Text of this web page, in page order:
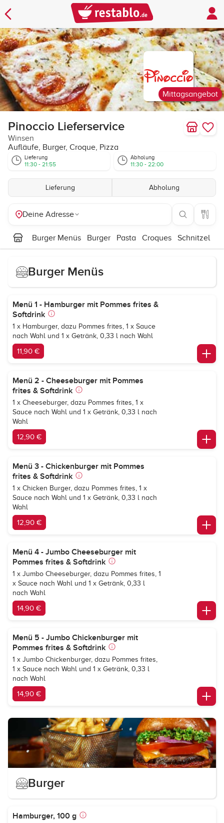
Mittagsangebot
Pinoccio Lieferservice
Winsen
Aufläufe, Burger, Croque, Pizza
Lieferung
11:30 - 21:55
Abholung
11:30 - 22:00
Lieferung Abholung
Deine Adresse
Burger Menüs Burger Pasta Croques Schnitzel
Burger Menüs
Menü 1 - Hamburger mit Pommes frites &
Softdrink
1 x Hamburger, dazu Pommes frites, 1 x Sauce
nach Wahl und 1 x Getränk, 0,33 l nach Wahl
11,90 €
Menü 2 - Cheeseburger mit Pommes
frites & Softdrink
1 x Cheeseburger, dazu Pommes frites, 1 x
Sauce nach Wahl und 1 x Getränk, 0,33 l nach
Wahl
12,90 €
Menü 3 - Chickenburger mit Pommes
frites & Softdrink
1 x Chicken Burger, dazu Pommes frites, 1 x
Sauce nach Wahl und 1 x Getränk, 0,33 l nach
Wahl
12,90 €
Menü 4 - Jumbo Cheeseburger mit
Pommes frites & Softdrink
1 x Jumbo Cheeseburger, dazu Pommes frites, 1
x Sauce nach Wahl und 1 x Getränk, 0,33 l
nach Wahl
14,90 €
Menü 5 - Jumbo Chickenburger mit
Pommes frites & Softdrink
1 x Jumbo Chickenburger, dazu Pommes frites,
1 x Sauce nach Wahl und 1 x Getränk, 0,33 l
nach Wahl
14,90 €
Burger
Hamburger, 100 g